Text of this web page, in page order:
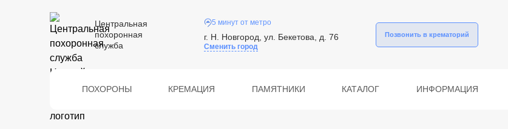
Центральная
похоронная
служба
5 минут от метро
г. Н. Новгород, ул. Бекетова, д. 76
Сменить город
Позвонить в крематорий
ПОХОРОНЫ КРЕМАЦИЯ ПАМЯТНИКИ КАТАЛОГ ИНФОРМАЦИЯ